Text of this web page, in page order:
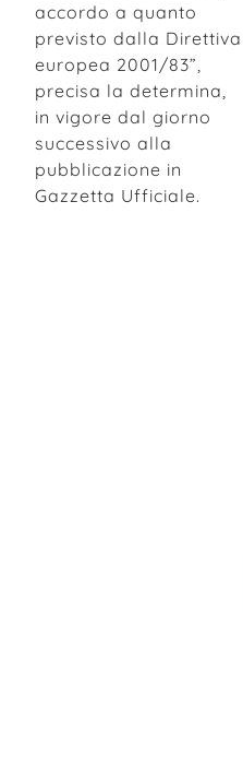
accordo a quanto
previsto dalla Direttiva
europea 2001/83”,
precisa la determina,
in vigore dal giorno
successivo alla
pubblicazione in
Gazzetta Ufficiale.